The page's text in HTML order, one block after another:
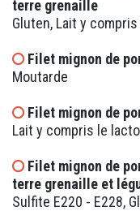
terre grenaille
Gluten, Lait y
Filet mignon de
Moutarde
Filet mignon de
Lait y compris le
Filet mignon de
terre grenaille et
Sulfite E220 - E228,